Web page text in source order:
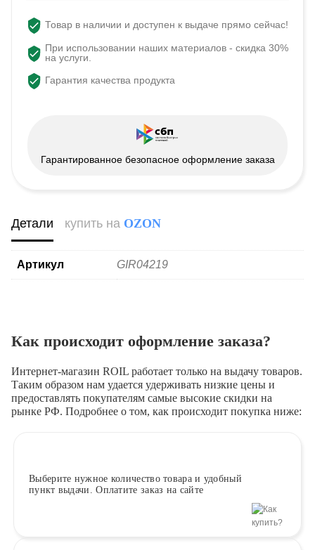
Товар в наличии и доступен к выдаче прямо сейчас!
При использовании наших материалов - скидка 30%
на услуги.
Гарантия качества продукта
Гарантированное безопасное оформление заказа
Детали купить на OZON
Артикул GIR04219
Как происходит оформление заказа?
Интернет-магазин ROIL работает только на выдачу товаров.
Таким образом нам удается удерживать низкие цены и
предоставлять покупателям самые высокие скидки на
рынке РФ. Подробнее о том, как происходит покупка ниже:
Выберите нужное количество товара и удобный
пункт выдачи. Оплатите заказ на сайте